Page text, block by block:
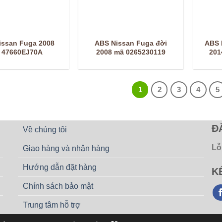
Fuga 2008
47660EJ70A
ABS Nissan Fuga đời
2008 mã 0265230119
ABS
1 2 3 4 5
Về chúng tôi
Giao hàng và nhận hàng
Hướng dẫn đặt hàng
Chính sách bảo mật
Trung tâm hỗ trợ